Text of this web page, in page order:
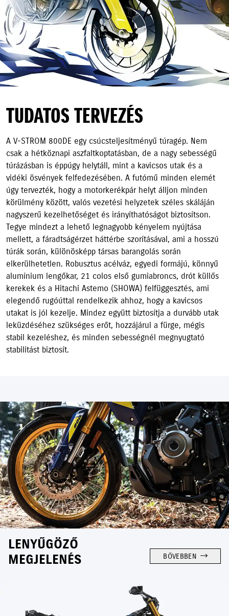
TUDATOS TERVEZÉS
A V-STROM 800DE egy csúcsteljesítményű túragép. Nem
csak a hétköznapi aszfaltkoptatásban, de a nagy sebességű
túrázásban is éppúgy helytáll, mint a kavicsos utak és a
vidéki ösvények felfedezésében. A futómű minden elemét
úgy tervezték, hogy a motorkerékpár helyt álljon minden
körülmény között, valós vezetési helyzetek széles skáláján
nagyszerű kezelhetőséget és irányíthatóságot biztosítson.
Tegye mindezt a lehető legnagyobb kényelem nyújtása
mellett, a fáradtságérzet háttérbe szorításával, ami a hosszú
túrák során, különösképp társas barangolás során
elkerülhetetlen. Robusztus acélváz, egyedi formájú, könnyű
alumínium lengőkar, 21 colos első gumiabroncs, drót küllős
kerekek és a Hitachi Astemo (SHOWA) felfüggesztés, ami
elegendő rugóúttal rendelkezik ahhoz, hogy a kavicsos
utakat is jól kezelje. Mindez együtt biztosítja a durvább utak
leküzdéséhez szükséges erőt, hozzájárul a fürge, mégis
stabil kezeléshez, és minden sebességnél megnyugtató
stabilitást biztosít.
LENYŰGÖZŐ
MEGJELENÉS
BŐVEBBEN